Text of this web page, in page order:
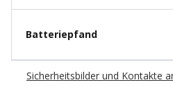
Batteriepfand
Sicherheitsbilder und Kontakte